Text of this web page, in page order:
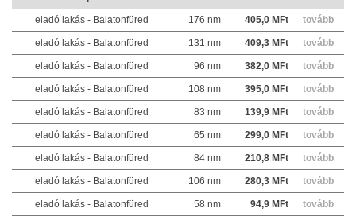
eladó lakás - Balatonfüred 176 nm 405,0 MFt tovább
eladó lakás - Balatonfüred 131 nm 409,3 MFt tovább
eladó lakás - Balatonfüred 96 nm 382,0 MFt tovább
eladó lakás - Balatonfüred 108 nm 395,0 MFt tovább
eladó lakás - Balatonfüred 83 nm 139,9 MFt tovább
eladó lakás - Balatonfüred 65 nm 299,0 MFt tovább
eladó lakás - Balatonfüred 84 nm 210,8 MFt tovább
eladó lakás - Balatonfüred 106 nm 280,3 MFt tovább
eladó lakás - Balatonfüred 58 nm 94,9 MFt tovább